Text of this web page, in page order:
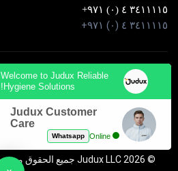
٣٤١١١١٥ ٤ (٠) ٩٧١+
٣٤١١١١٥ ٤ (٠) ٩٧١+
info@judux.com
info@judux.com
© 2026 Judux LLC جميع الحقوق محفوظة |
Welcome to Judux Reliable
Hygiene Solutions!
Judux Customer
Care
Online
Whatsapp